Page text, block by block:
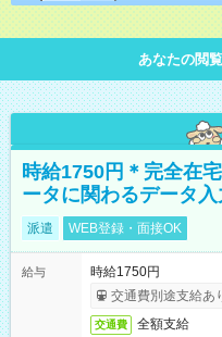
あなたの閲
時給1750円＊完全在
ータに関わるデータ入
派遣 WEB登録・面接OK
給与
時給1750円
交通費別途支給あ
交通費 全額支給